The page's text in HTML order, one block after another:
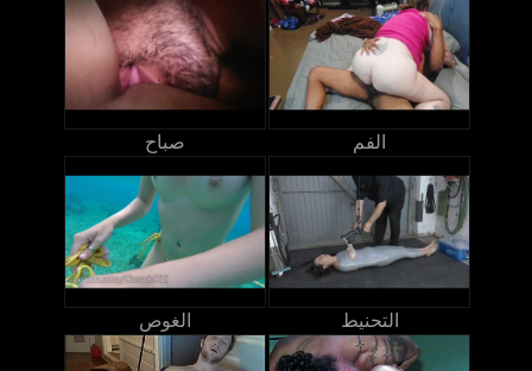
صباح الفم
الغوص التحنيط